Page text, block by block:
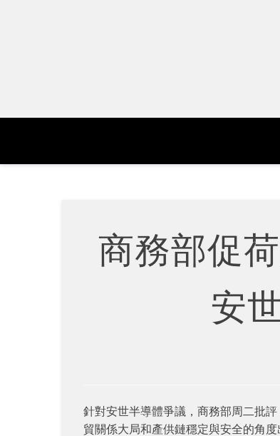
商務部促
安
針對安世半導體爭議，商務部周二批
貿關係大局和產供鏈穩定與安全的角